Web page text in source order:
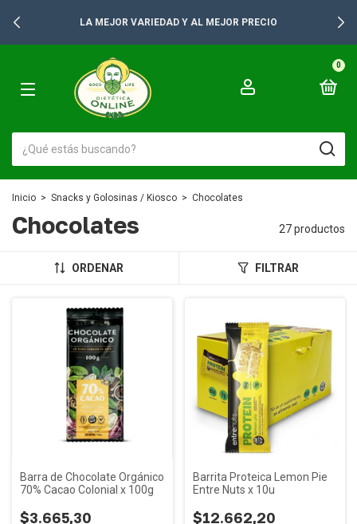
+2500 PRODUCTOS PARA TUS GONDOLAS
0
Inicio > Snacks y Golosinas / Kiosco > Chocolates
Chocolates 27 productos
ORDENAR FILTRAR
Barra de Chocolate Orgánico
70% Cacao Colonial x 100g
$3.665,30
Barrita Proteica Lemon Pie
Entre Nuts x 10u
$12.662,20